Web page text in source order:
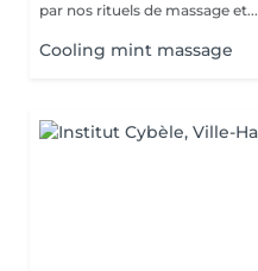
par nos rituels de massage et...
Cooling mint massage